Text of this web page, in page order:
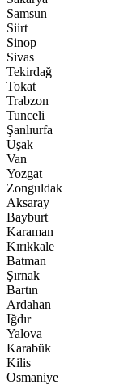
Samsun
Siirt
Sinop
Sivas
Tekirdağ
Tokat
Trabzon
Tunceli
Şanlıurfa
Uşak
Van
Yozgat
Zonguldak
Aksaray
Bayburt
Karaman
Kırıkkale
Batman
Şırnak
Bartın
Ardahan
Iğdır
Yalova
Karabük
Kilis
Osmaniye